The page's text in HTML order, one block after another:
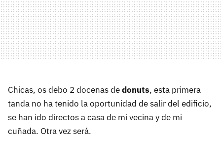
Chicas, os debo 2 docenas dedonuts, esta primera
tanda no ha tenido la oportunidad de salir del edificio,
se han ido directos a casa de mi vecina y de mi
cuñada. Otra vez será.